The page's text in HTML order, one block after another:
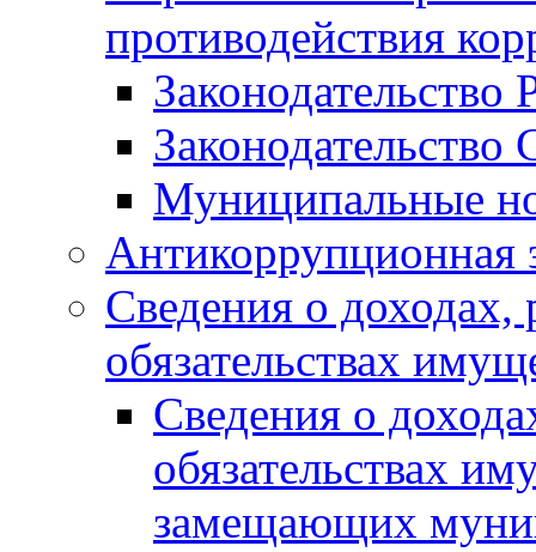
противодействия
Законодательство
Муниципальные
Антикоррупционная
Сведения о доходах,
обязательствах
Сведения о
обязательствах
замещающих